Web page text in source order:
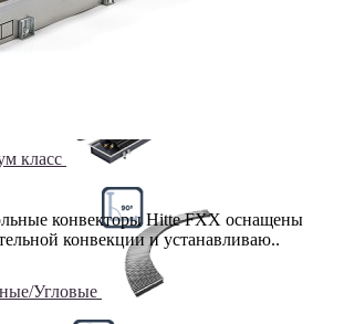
(до 70 мм)
класс
Угловые
конвекторы Hitte FXX оснащены
конвекции и устанавливаю..